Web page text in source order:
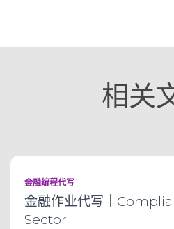
相关
金融编程代写
金融作业代写｜
Sector